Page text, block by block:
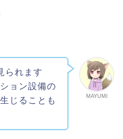
MAYUMI
られます
ョン設備の
じることも